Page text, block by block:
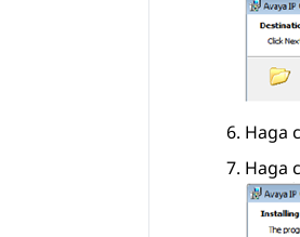
Haga
Haga